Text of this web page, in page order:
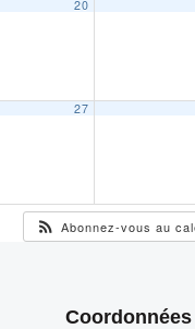
20
27
Abonnez-vous au
Coordonnées